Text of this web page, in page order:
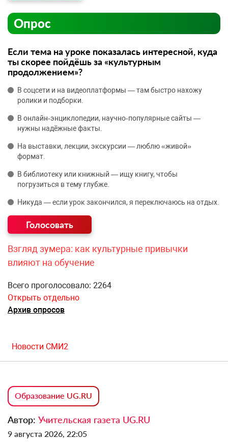
Опрос
Если тема на уроке показалась интересной, куда
ты скорее пойдёшь за «культурным
продолжением»?
В соцсети и на видеоплатформы — там быстро нахожу
ролики и подборки.
В онлайн‑энциклопедии, научно‑популярные сайты —
нужны надёжные факты.
На выставки, лекции, экскурсии — люблю «живой»
формат.
В библиотеку или книжный — ищу книгу, чтобы
погрузиться в тему глубже.
Никуда — если урок закончился, я переключаюсь на отдых.
Взгляд зумера: как культурные привычки
влияют на обучение
Всего проголосовало: 2264
Открыть отдельно
Архив опросов
Новости СМИ2
Образование UG.RU
Автор: Учительская газета UG.RU
9 августа 2026, 22:05